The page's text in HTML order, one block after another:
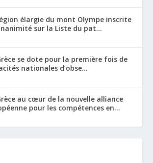
élargie du mont Olympe inscrite
sur la Liste du pat...
se dote pour la première fois de
nationales d’obse...
au cœur de la nouvelle alliance
pour les compétences en...